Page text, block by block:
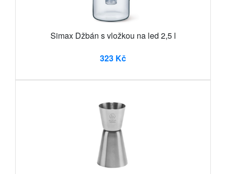
Simax Džbán s vložkou na led 2,5 l
323 Kč